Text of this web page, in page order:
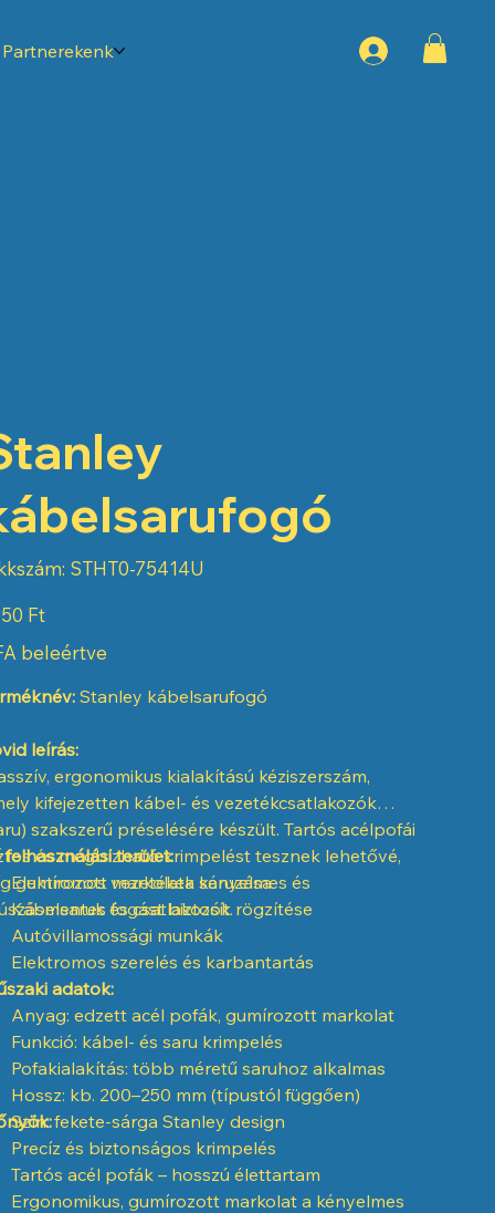
Partnerekenk
Cikkszám:
STHT0-
STHT0-75414U
Ft
beleértve
Stanley kábelsarufogó
leírás:
ergonomikus kialakítású kéziszerszám,
kifejezetten kábel- és vezetékcsatlakozók
szakszerű préselésére készült. Tartós acélpofái
és megbízható krimpelést tesznek lehetővé,
gumírozott markolata kényelmes és
fogást biztosít.
felhasználási terület:
Elektromos vezetékek saruzása
Kábelsaruk és csatlakozók rögzítése
Autóvillamossági munkák
Elektromos szerelés és karbantartás
adatok:
Anyag: edzett acél pofák, gumírozott markolat
Funkció: kábel- és saru krimpelés
Pofakialakítás: több méretű saruhoz alkalmas
Hossz: kb. 200–250 mm (típustól függően)
Szín: fekete-sárga Stanley design
Precíz és biztonságos krimpelés
Tartós acél pofák – hosszú élettartam
Ergonomikus, gumírozott markolat a kényelmes